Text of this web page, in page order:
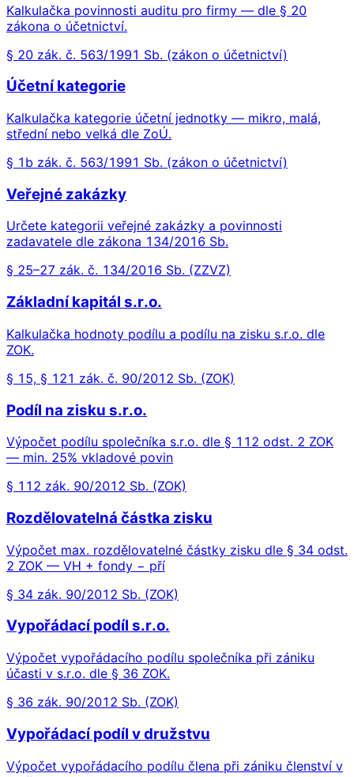
Kalkulačka povinnosti auditu pro firmy — dle § 20
zákona o účetnictví.
§ 20 zák. č. 563/1991 Sb. (zákon o účetnictví)
Účetní kategorie
Kalkulačka kategorie účetní jednotky — mikro, malá,
střední nebo velká dle ZoÚ.
§ 1b zák. č. 563/1991 Sb. (zákon o účetnictví)
Veřejné zakázky
Určete kategorii veřejné zakázky a povinnosti
zadavatele dle zákona 134/2016 Sb.
§ 25–27 zák. č. 134/2016 Sb. (ZZVZ)
Základní kapitál s.r.o.
Kalkulačka hodnoty podílu a podílu na zisku s.r.o. dle
ZOK.
§ 15, § 121 zák. č. 90/2012 Sb. (ZOK)
Podíl na zisku s.r.o.
Výpočet podílu společníka s.r.o. dle § 112 odst. 2 ZOK
— min. 25% vkladové povin
§ 112 zák. 90/2012 Sb. (ZOK)
Rozdělovatelná částka zisku
Výpočet max. rozdělovatelné částky zisku dle § 34 odst.
2 ZOK — VH + fondy − pří
§ 34 zák. 90/2012 Sb. (ZOK)
Vypořádací podíl s.r.o.
Výpočet vypořádacího podílu společníka při zániku
účasti v s.r.o. dle § 36 ZOK.
§ 36 zák. 90/2012 Sb. (ZOK)
Vypořádací podíl v družstvu
Výpočet vypořádacího podílu člena při zániku členství v